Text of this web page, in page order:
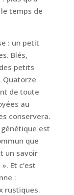
temps de
: un petit
Blés,
petits
Quatorze
de toute
au
conservera.
est
que
un savoir
Et c’est
:
rustiques.